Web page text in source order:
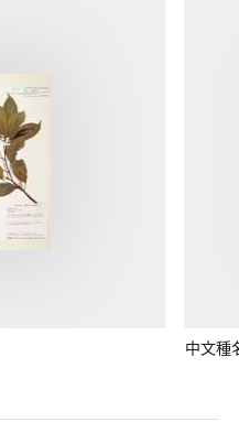
中文種